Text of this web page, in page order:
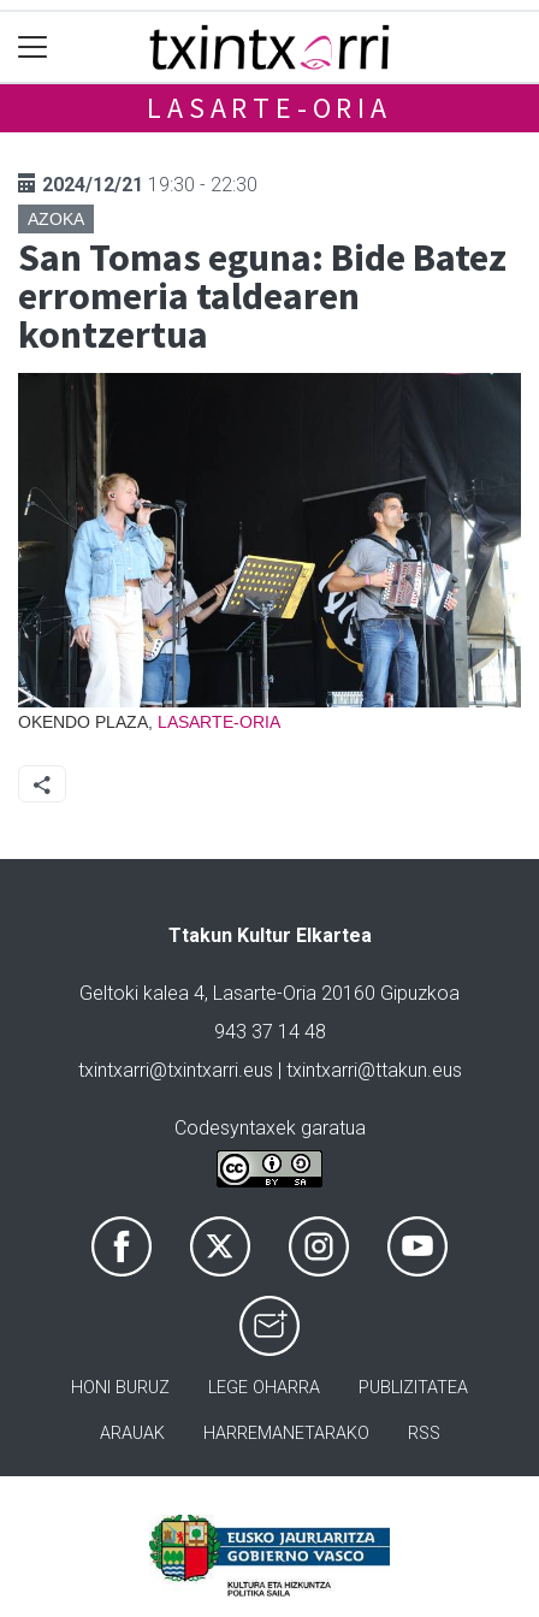
LASARTE-ORIA
2024/12/21 19:30 - 22:30
AZOKA
San Tomas eguna: Bide Batez
erromeria taldearen
kontzertua
OKENDO PLAZA, LASARTE-ORIA
Ttakun Kultur Elkartea
Geltoki kalea 4, Lasarte-Oria 20160 Gipuzkoa
943 37 14 48
txintxarri@txintxarri.eus | txintxarri@ttakun.eus
Codesyntaxek garatua
HONI BURUZ LEGE OHARRA PUBLIZITATEA
ARAUAK HARREMANETARAKO RSS